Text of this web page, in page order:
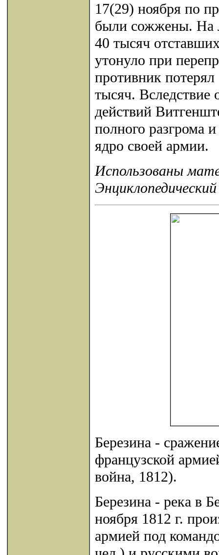
17(29) ноября по
были сожжены. На
40 тысяч
утонуло при
противник
тысяч.
действий
полного разгрома
ядро своей армии.
Использованы
Березина -
французской
война, 1812).
Березина - река в
ноября 1812 г.
армией под